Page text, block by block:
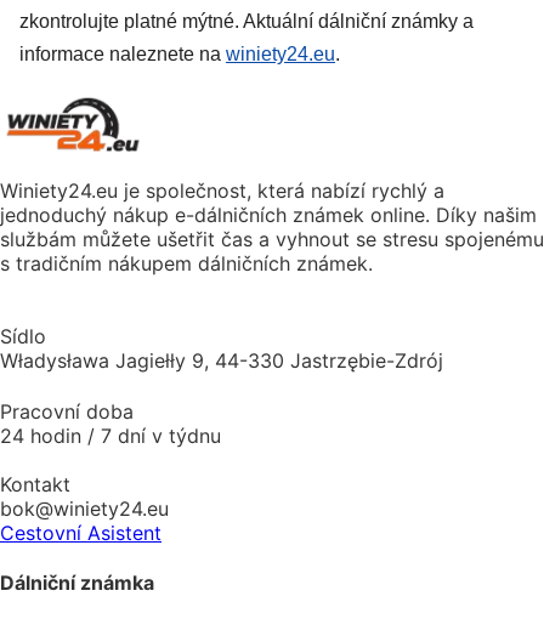
zkontrolujte platné mýtné. Aktuální dálniční známky a
informace naleznete na winiety24.eu.
Winiety24.eu je společnost, která nabízí rychlý a
jednoduchý nákup e-dálničních známek online. Díky našim
službám můžete ušetřit čas a vyhnout se stresu spojenému
s tradičním nákupem dálničních známek.
Sídlo
Władysława Jagiełły 9, 44-330 Jastrzębie-Zdrój
Pracovní doba
24 hodin / 7 dní v týdnu
Kontakt
bok@winiety24.eu
Cestovní Asistent
Dálniční známka